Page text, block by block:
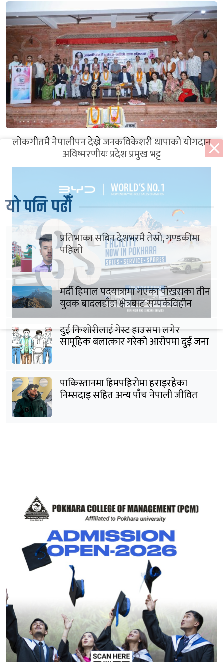
लोकगीतमै नेपालीपन देख्ने जनकविकेशरी थापाको योगदान
अविष्मरणीयः प्रदेश प्रमुख भट्ट
यो पनि पढौँ
प्रतिभाका सबिन देशभरमै तेस्रो, गण्डकीमा
पहिलो
मर्दी हिमाल पदयात्रामा गएका पोखराका तीन
युवक बादलडाँडा क्षेत्रबाट सम्पर्कविहीन
दुई किशोरीलाई गेस्ट हाउसमा लगेर
सामूहिक बलात्कार गरेको आरोपमा दुई जना
पाकिस्तानमा हिमपहिरोमा हराइरहेका
निम्सदाइ सहित अन्य पाँच नेपाली जीवित